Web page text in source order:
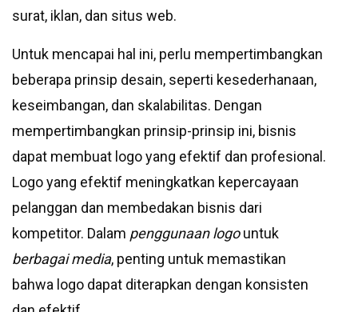
surat, iklan, dan situs web.
Untuk mencapai hal ini, perlu mempertimbangkan
beberapa prinsip desain, seperti kesederhanaan,
keseimbangan, dan skalabilitas. Dengan
mempertimbangkan prinsip-prinsip ini, bisnis
dapat membuat logo yang efektif dan profesional.
Logo yang efektif meningkatkan kepercayaan
pelanggan dan membedakan bisnis dari
kompetitor. Dalam penggunaan logountuk
berbagai media, penting untuk memastikan
bahwa logo dapat diterapkan dengan konsisten